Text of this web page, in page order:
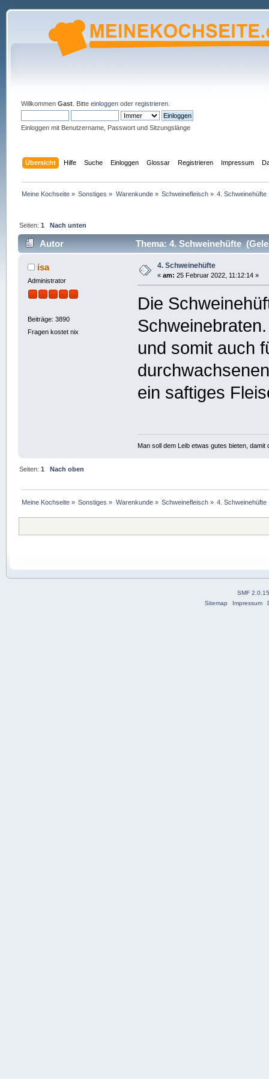
Willkommen Gast. Bitte einloggenoder registrieren.
Einloggen mit Benutzername, Passwort und Sitzungslänge
Übersicht Hilfe Suche Einloggen Glossar Registrieren Impressum
Meine Kochseite » Sonstiges » Warenkunde» Schweinefleisch » 4. Schweinehüfte
Seiten:1 Nach unten
Autor Thema: 4. Schweinehüfte
isa
Administrator
Beiträge: 3890
Fragen kostet nix
4. Schweinehüfte
« am: 25 Februar 2022, 11:12:14 »
Die
und somit auch
ein saftiges
Man soll dem Leib etwas gutes bieten,
Seiten:1 Nach oben
Meine Kochseite » Sonstiges » Warenkunde» Schweinefleisch » 4. Schweinehüfte
SMF
Sitemap
Impressum